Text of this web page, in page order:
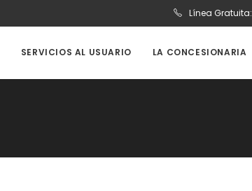
Línea Gratuita:
SERVICIOS AL USUARIO LA CONCESIONARIA